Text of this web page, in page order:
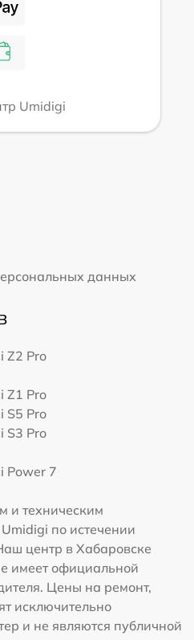
Umidigi
данных
Z2 Pro
Z1 Pro
S5 Pro
S3 Pro
Power 7
и техническим
по истечении
центр в Хабаровске
имеет официальной
Цены на ремонт,
исключительно
и не являются публичной